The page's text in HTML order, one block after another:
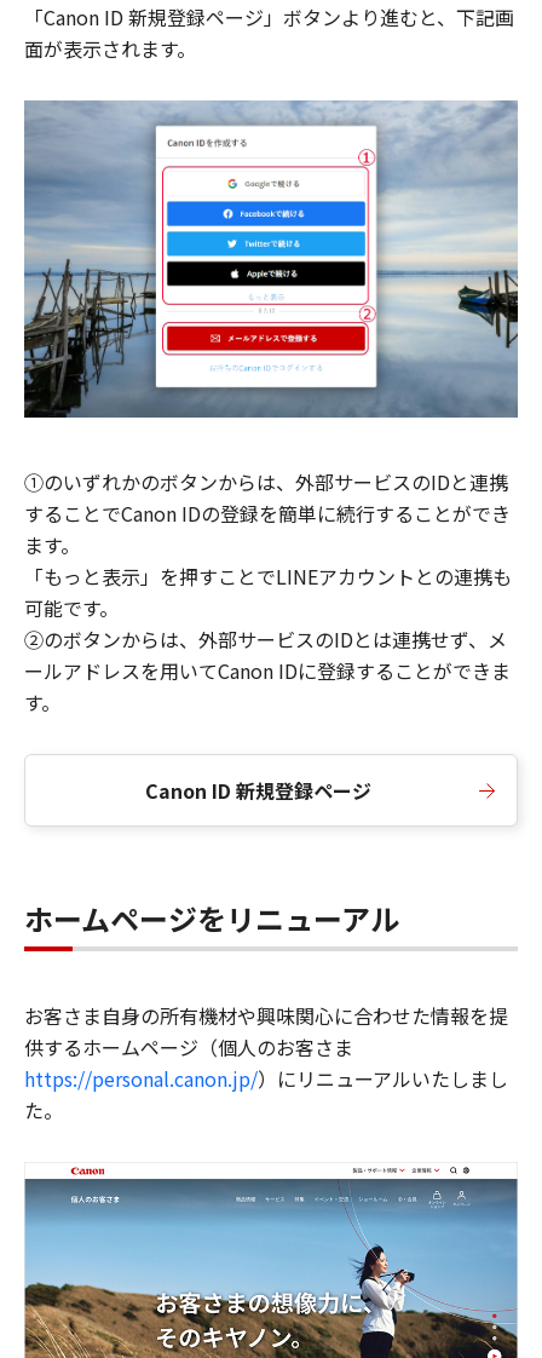
「Canon ID 新規登録ページ」ボタンより進むと、下記画
面が表示されます。
①のいずれかのボタンからは、外部サービスのIDと連携
することでCanon IDの登録を簡単に続行することができ
ます。
「もっと表示」を押すことでLINEアカウントとの連携も
可能です。
②のボタンからは、外部サービスのIDとは連携せず、メ
ールアドレスを用いてCanon IDに登録することができま
す。
Canon ID 新規登録ページ
ホームページをリニューアル
お客さま自身の所有機材や興味関心に合わせた情報を提
供するホームページ（個人のお客さま
https://personal.canon.jp/）にリニューアルいたしまし
た。